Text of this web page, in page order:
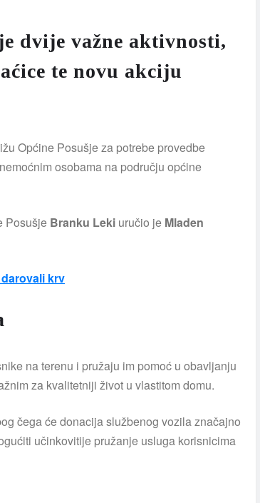
dvije važne aktivnosti,
te novu akciju
Općine Posušje za potrebe provedbe
osobama na području općine
Posušje Branku Leki uručio je Mladen
na terenu i pružaju im pomoć u obavljanju
za kvalitetniji život u vlastitom domu.
čega će donacija službenog vozila značajno
učinkovitije pružanje usluga korisnicima